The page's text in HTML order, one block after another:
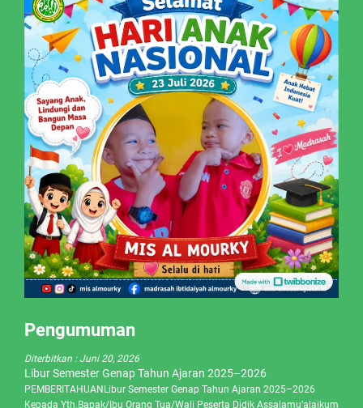
Pengumuman
Diterbitkan :Juni 20, 2026
Libur Semester Genap Tahun Ajaran 2025–2026
PEMBERITAHUANLibur Semester Genap Tahun Ajaran 2025–2026
Kepada Yth.Bapak/Ibu Orang Tua/Wali Peserta Didik Assalamu’alaikum